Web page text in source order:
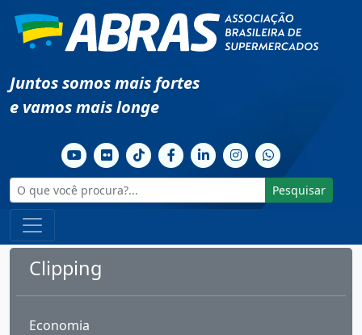
Juntos somos mais fortes
e vamos mais longe
Pesquisar
Clipping
Economia